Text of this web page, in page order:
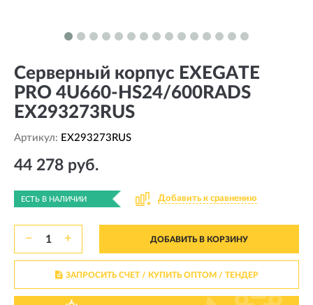
Серверный корпус EXEGATE
PRO 4U660-HS24/600RADS
EX293273RUS
Артикул: EX293273RUS
44 278 руб.
ЕСТЬ В НАЛИЧИИ Добавить к сравнению
− + ДОБАВИТЬ В КОРЗИНУ
ЗАПРОСИТЬ СЧЕТ / КУПИТЬ ОПТОМ/ ТЕНДЕР